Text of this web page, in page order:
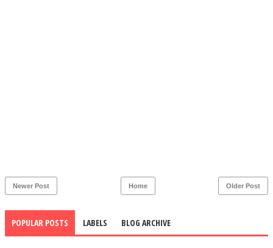
Newer Post Older Post
Home
POPULAR POSTS LABELS BLOG ARCHIVE